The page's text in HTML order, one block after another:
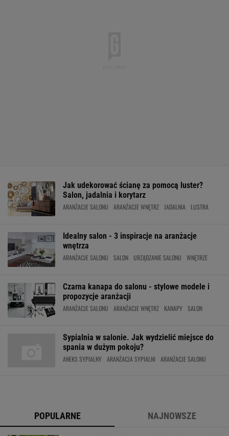
Jak udekorować ścianę za pomocą luster?
Salon, jadalnia i korytarz
ARANŻACJE SALONU ARANŻACJE WNĘTRZ JADALNIA LUSTRA
Idealny salon - 3 inspiracje na aranżacje
wnętrza
ARANŻACJE SALONU SALON URZĄDZANIE SALONU WNĘTRZE
Czarna kanapa do salonu - stylowe modele i
propozycje aranżacji
ARANŻACJE SALONU ARANŻACJE WNĘTRZ KANAPY SALON
Sypialnia w salonie. Jak wydzielić miejsce do
spania w dużym pokoju?
ANEKS SYPIALNY ARANŻACJA SYPIALNI ARANŻACJE SALONU
POPULARNE NAJNOWSZE